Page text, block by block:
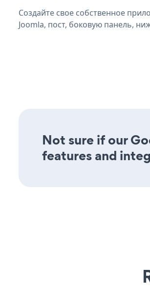
Создайте свое собственное
Joomla, пост, боковую панель,
Not sure if our
features and